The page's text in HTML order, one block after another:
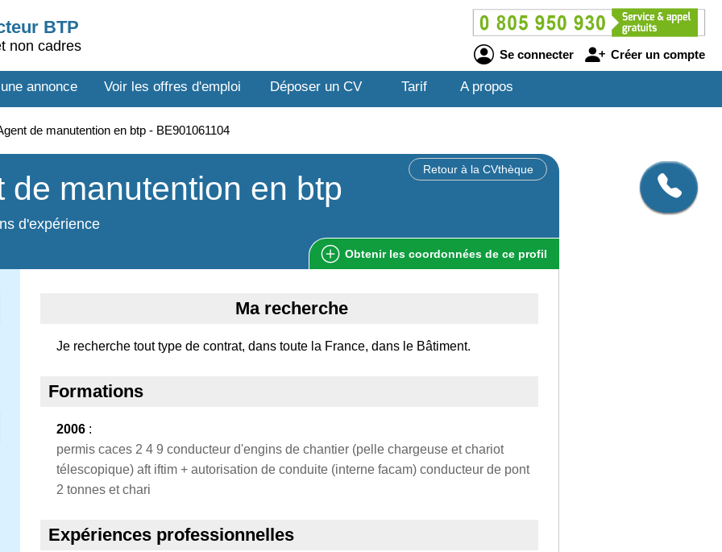
BTP
non cadres
Se connecter Créer un compte
annonce Voir les offres d'emploi Déposer un CV Tarif A propos
de manutention en btp - BE901061104
Retour à la CVthèque
de manutention en btp
d'expérience
Obtenir les coordonnées de ce profil
Ma recherche
Je recherche tout type de contrat, dans toute la France, dans le Bâtiment.
Formations
2006 :
permis caces 2 4 9 conducteur d'engins de chantier (pelle chargeuse et chariot
télescopique) aft iftim + autorisation de conduite (interne facam) conducteur de pont
2 tonnes et chari
Expériences professionnelles